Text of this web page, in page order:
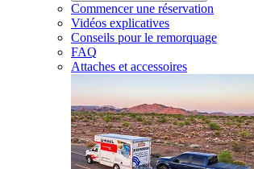
Commencer une réservation
Vidéos explicatives
Conseils pour le remorquage
FAQ
Attaches et accessoires